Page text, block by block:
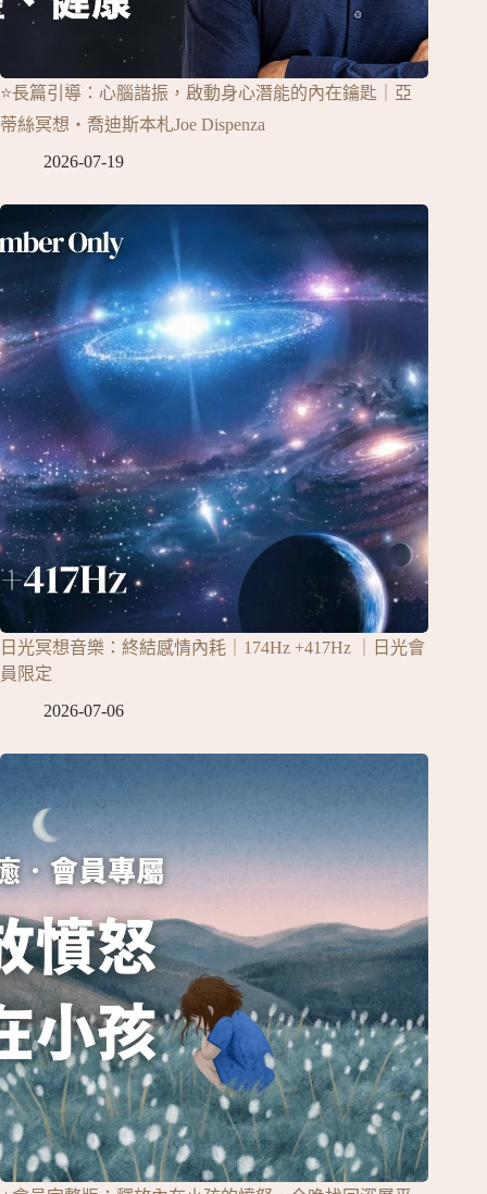
⭐長篇引導：心腦諧振，啟動身心潛能的內在鑰匙｜亞
蒂絲冥想‧喬迪斯本札Joe Dispenza
2026-07-19
日光冥想音樂：終結感情內耗｜174Hz +417Hz ｜日光會
員限定
2026-07-06